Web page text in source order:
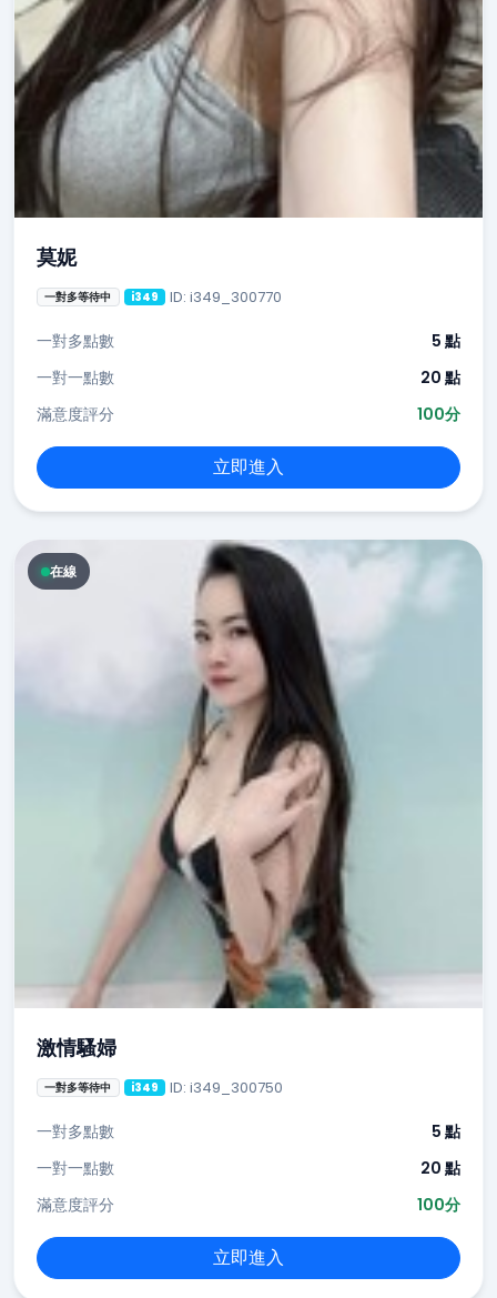
莫妮
一對多等待中 i349 ID: i349_300770
一對多點數
5 點
一對一點數
20 點
滿意度評分
100分
立即進入
在線
激情騷婦
一對多等待中 i349 ID: i349_300750
一對多點數
5 點
一對一點數
20 點
滿意度評分
100分
立即進入